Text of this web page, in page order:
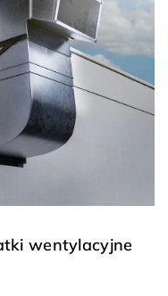
wentylacyjne